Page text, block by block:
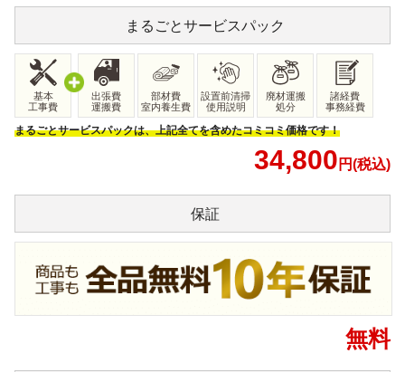
まるごとサービスパック
基本
工事費
出張費
運搬費
部材費
室内養生費
設置前清掃
使用説明
廃材運搬
処分
諸経費
事務経費
まるごとサービスパックは、上記全てを含めたコミコミ価格です！
34,800 円(税込)
保証
無料